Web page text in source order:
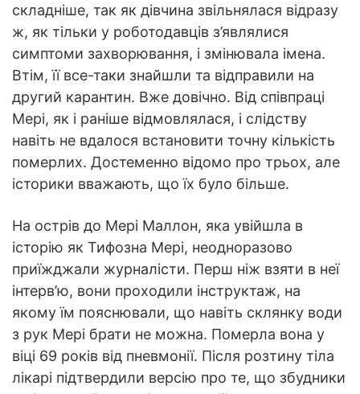
складніше, так як дівчина звільнялася відразу
ж, як тільки у роботодавців з’являлися
симптоми захворювання, і змінювала імена.
Втім, її все-таки знайшли та відправили на
другий карантин. Вже довічно. Від співпраці
Мері, як і раніше відмовлялася, і слідству
навіть не вдалося встановити точну кількість
померлих. Достеменно відомо про трьох, але
історики вважають, що їх було більше.
На острів до Мері Маллон, яка увійшла в
історію як Тифозна Мері, неодноразово
приїжджали журналісти. Перш ніж взяти в неї
інтерв’ю, вони проходили інструктаж, на
якому їм пояснювали, що навіть склянку води
з рук Мері брати не можна. Померла вона у
віці 69 років від пневмонії. Після розтину тіла
лікарі підтвердили версію про те, що збудники